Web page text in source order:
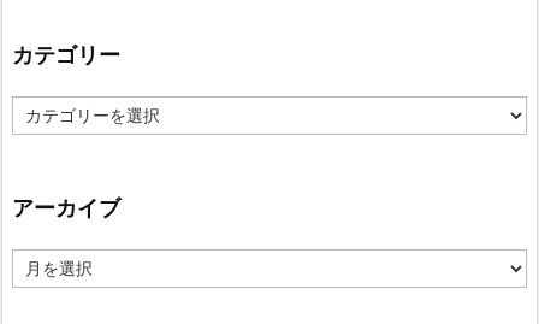
カテゴリー
テ
ー
アーカイブ
ー